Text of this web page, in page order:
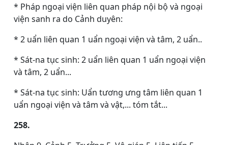
* Pháp ngoại viện liên quan pháp nội bộ và ngoại
viện sanh ra do Cảnh duyên:
* 2 uẩn liên quan 1 uẩn ngoại viện và tâm, 2 uẩn..
* Sát-na tục sinh: 2 uẩn liên quan 1 uẩn ngoại viện
và tâm, 2 uẩn...
* Sát-na tục sinh: Uẩn tương ưng tâm liên quan 1
uẩn ngoại viện và tâm và vật,... tóm tắt...
258.